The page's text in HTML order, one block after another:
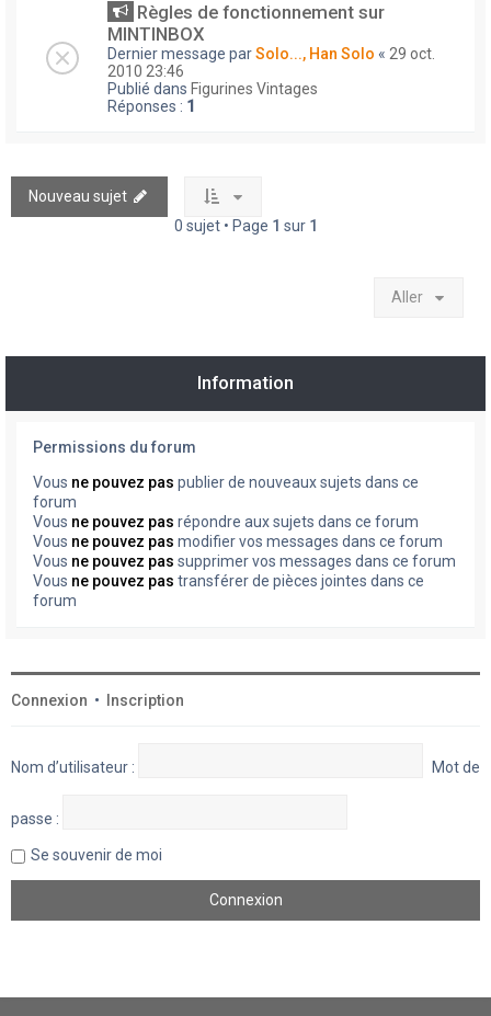
Règles de fonctionnement sur
MINTINBOX
Dernier message parSolo..., Han Solo « 29 oct.
2010 23:46
Publié dans Figurines Vintages
Réponses : 1
Nouveau sujet
0 sujet • Page 1 sur 1
Aller
Information
Permissions du forum
Vous ne pouvez pas publier de nouveaux sujets dans ce
forum
Vous ne pouvez pas répondre aux sujets dans ce forum
Vous ne pouvez pas modifier vos messages dans ce forum
Vous ne pouvez pas supprimer vos messages dans ce forum
Vous ne pouvez pas transférer de pièces jointes dans ce
forum
Connexion • Inscription
Nom d’utilisateur : Mot de
passe :
Se souvenir de moi